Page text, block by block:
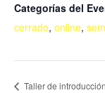
Categorías del
cerrado, online,
Taller de